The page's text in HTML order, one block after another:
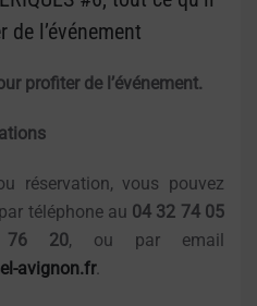
l’événement
profiter de l’événement.
réservation, vous pouvez
téléphone au 04 32 74 05
20, ou par email
avignon.fr.